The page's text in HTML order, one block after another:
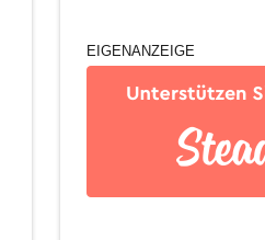
EIGENANZEIGE